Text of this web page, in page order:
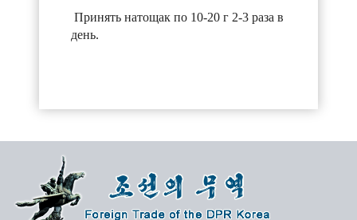
Принять натощак по 10-20 г 2-3 раза в
день.